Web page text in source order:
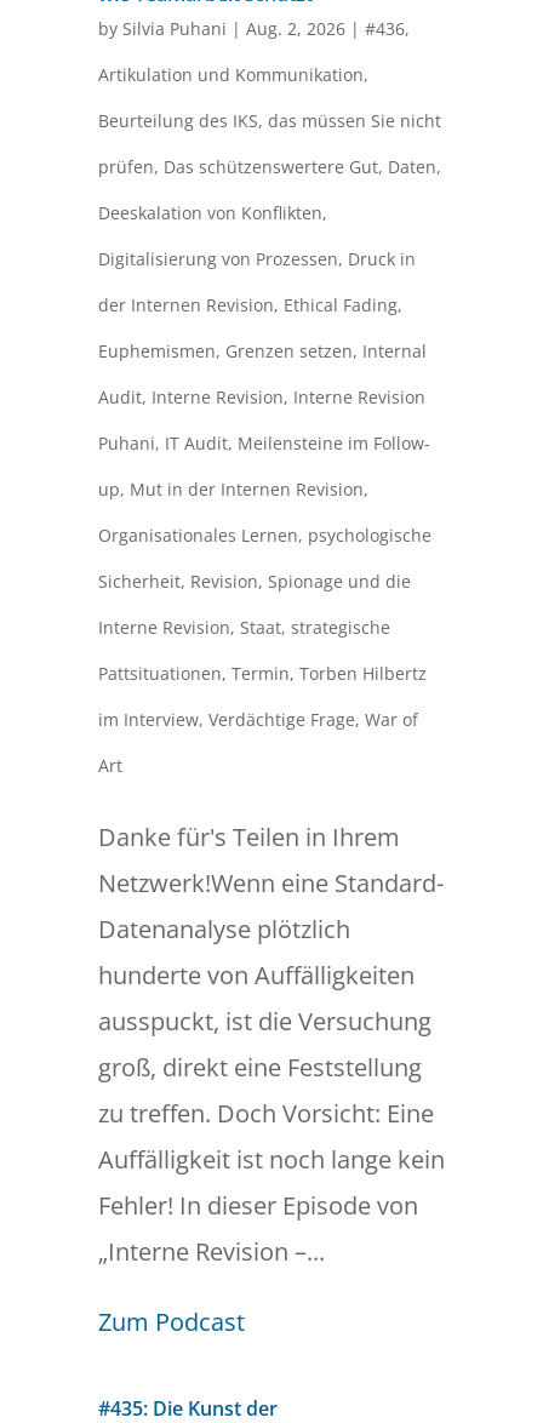
by Silvia Puhani | Aug. 2, 2026| #436,
Artikulation und Kommunikation,
Beurteilung des IKS, das müssen Sie nicht
prüfen, Das schützenswertere Gut, Daten,
Deeskalation von Konflikten,
Digitalisierung von Prozessen, Druck in
der Internen Revision, Ethical Fading,
Euphemismen, Grenzen setzen, Internal
Audit, Interne Revision, Interne Revision
Puhani, IT Audit, Meilensteine im Follow-
up, Mut in der Internen Revision,
Organisationales Lernen, psychologische
Sicherheit, Revision, Spionage und die
Interne Revision, Staat, strategische
Pattsituationen, Termin, Torben Hilbertz
im Interview, Verdächtige Frage, War of
Art
Danke für's Teilen in Ihrem
Netzwerk!Wenn eine Standard-
Datenanalyse plötzlich
hunderte von Auffälligkeiten
ausspuckt, ist die Versuchung
groß, direkt eine Feststellung
zu treffen. Doch Vorsicht: Eine
Auffälligkeit ist noch lange kein
Fehler! In dieser Episode von
„Interne Revision –...
Zum Podcast
#435: Die Kunst der